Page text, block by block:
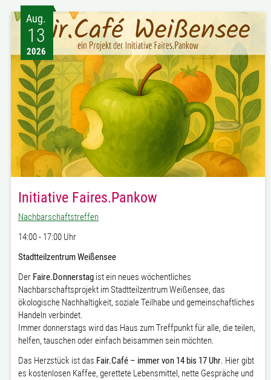
Aug.
13
2026
Initiative Faires.Pankow
Nachbarschaftstreffen
14:00 - 17:00 Uhr
Stadtteilzentrum Weißensee
Der Faire.Donnerstag ist ein neues wöchentliches
Nachbarschaftsprojekt im Stadtteilzentrum Weißensee, das
ökologische Nachhaltigkeit, soziale Teilhabe und gemeinschaftliches
Handeln verbindet.
Immer donnerstags wird das Haus zum Treffpunkt für alle, die teilen,
helfen, tauschen oder einfach beisammen sein möchten.
Das Herzstück ist das Fair.Café – immer von 14 bis 17 Uhr. Hier gibt
es kostenlosen Kaffee, gerettete Lebensmittel, nette Gespräche und